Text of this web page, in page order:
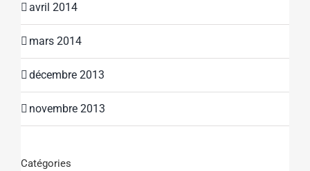
avril 2014
mars 2014
décembre 2013
novembre 2013
Catégories